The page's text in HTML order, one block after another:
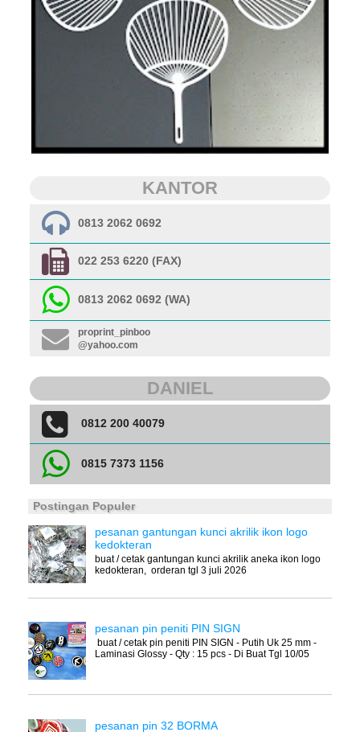
KANTOR
0813 2062 0692
022 253 6220 (FAX)
0813 2062 0692 (WA)
proprint_pinboo
@yahoo.com
DANIEL
0812 200 40079
0815 7373 1156
Postingan Populer
pesanan gantungan kunci akrilik ikon logo
kedokteran
buat / cetak gantungan kunci akrilik aneka ikon logo
kedokteran, orderan tgl 3 juli 2026
pesanan pin peniti PIN SIGN
buat / cetak pin peniti PIN SIGN - Putih Uk 25 mm -
Laminasi Glossy - Qty : 15 pcs - Di Buat Tgl 10/05
pesanan pin 32 BORMA